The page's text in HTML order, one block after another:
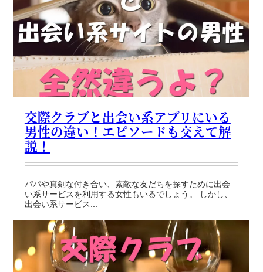
交際クラブと出会い系アプリにいる
男性の違い！エピソードも交えて解
説！
パパや真剣な付き合い、素敵な友だちを探すために出会
い系サービスを利用する女性もいるでしょう。 しかし、
出会い系サービス...